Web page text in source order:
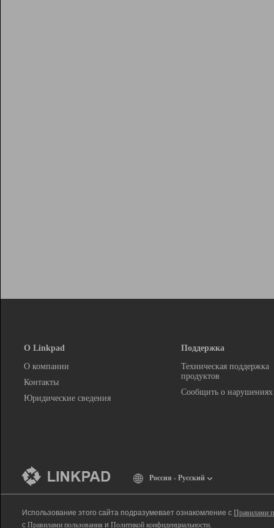
О Linkpad
О компании
Контакты
Юридические сведения
Поддержка
Техническая поддержка
продуктов
Сообщить о нарушениях
Россия - Русский
Использование этого сайта подразумевает ознакомление с Правилами
с Правилами пользования и Политикой конфиденциальности.